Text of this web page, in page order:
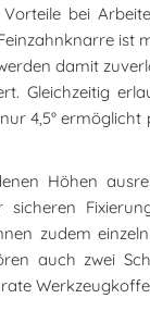
bei
ist
damit
Gleichzeitig
4,5° ermöglicht
Höhen
zudem
auch zwei